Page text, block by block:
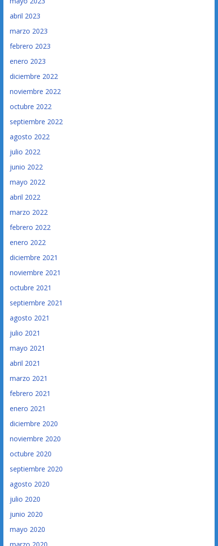
abril 2023
marzo 2023
febrero 2023
enero 2023
diciembre 2022
noviembre 2022
octubre 2022
septiembre 2022
agosto 2022
julio 2022
junio 2022
mayo 2022
abril 2022
marzo 2022
febrero 2022
enero 2022
diciembre 2021
noviembre 2021
octubre 2021
septiembre 2021
agosto 2021
julio 2021
mayo 2021
abril 2021
marzo 2021
febrero 2021
enero 2021
diciembre 2020
noviembre 2020
octubre 2020
septiembre 2020
agosto 2020
julio 2020
junio 2020
mayo 2020